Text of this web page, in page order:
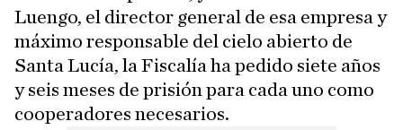
Luengo, el director general de esa empresa y
máximo responsable del cielo abierto de
Santa Lucía, la Fiscalía ha pedido siete años
y seis meses de prisión para cada uno como
cooperadores necesarios.